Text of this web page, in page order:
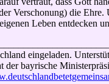
Verschonung) die
Leben entdecken
eingeladen.
bayrische